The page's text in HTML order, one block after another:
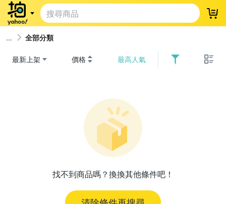
登
全部分類
最新上架 價格 最高人氣
找不到商品嗎？換換其他條件吧！